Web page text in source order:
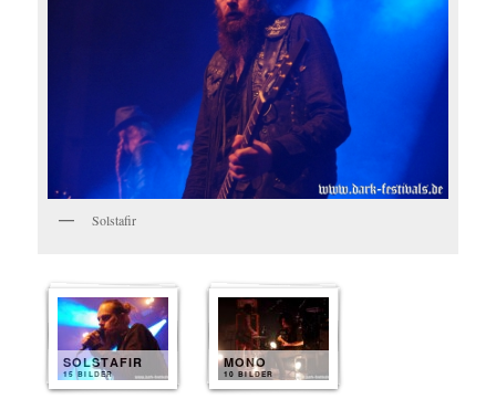
Solstafir
SOLSTAFIR
15 BILDER
MONO
10 BILDER